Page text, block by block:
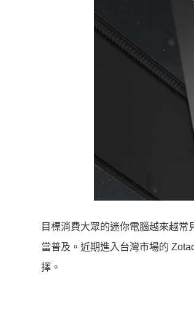
目標消費大眾的迷你電腦越來越
當普及。近期進入台灣市場的
擇。